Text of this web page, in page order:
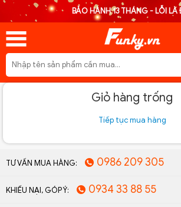
BẢO HÀNH 13 THÁNG - LỖI LÀ
Giỏ hàng trống
Tiếp tục mua hàng
TƯ VẤN MUA HÀNG: 0986 209 305
KHIẾU NẠI, GÓP Ý: 0934 33 88 55